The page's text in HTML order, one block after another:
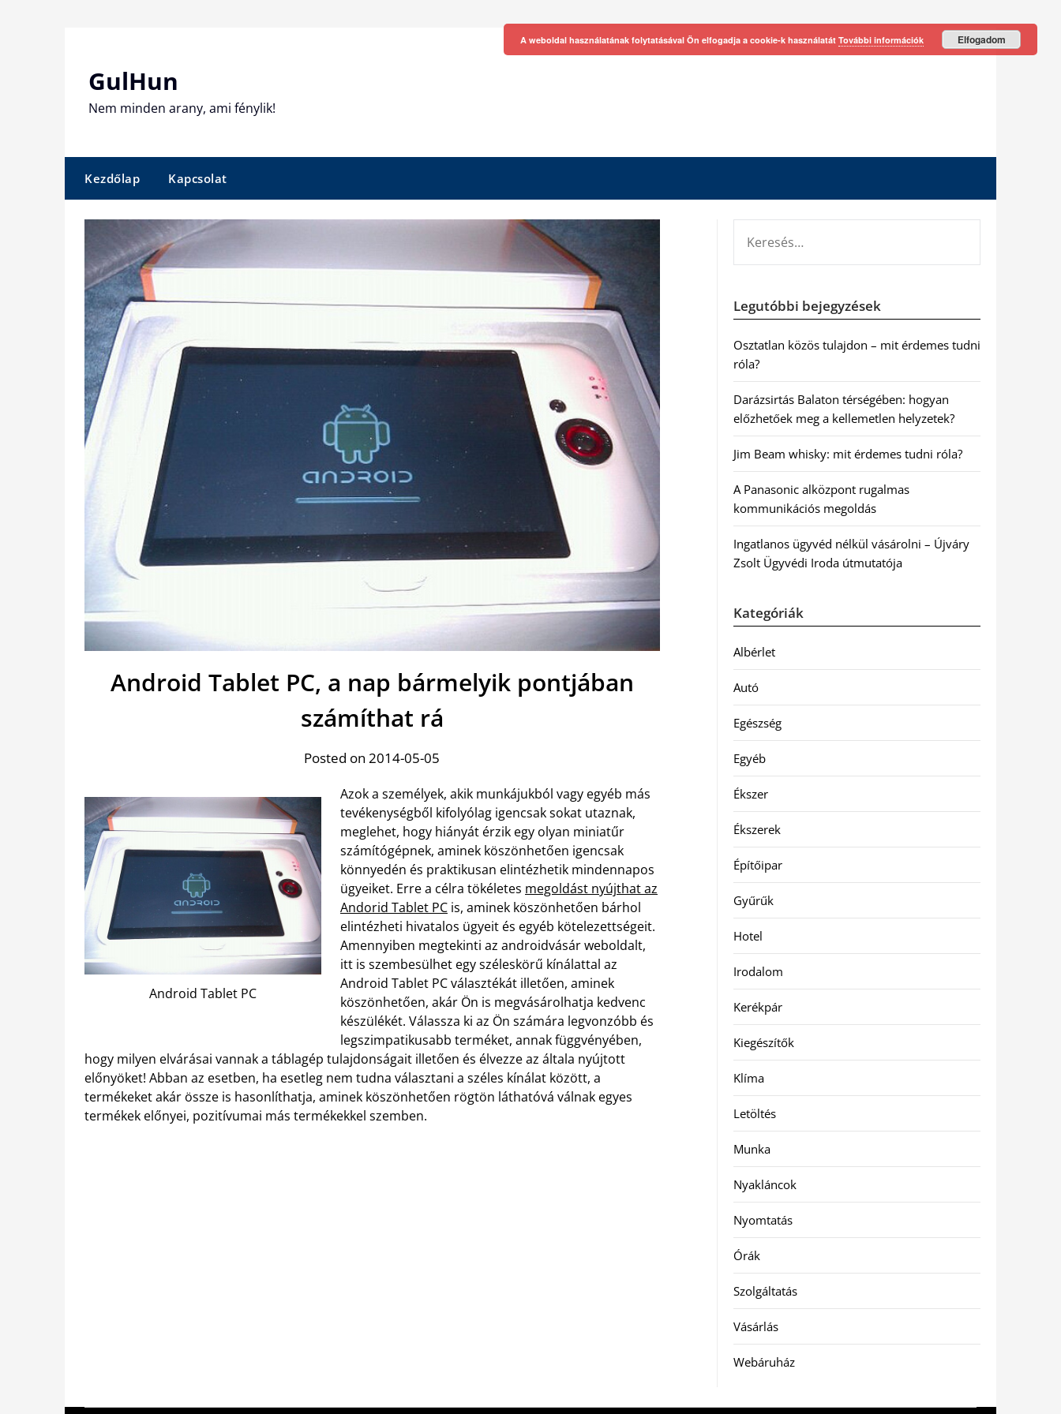
GulHun
Nem minden arany, ami fénylik!
Kezdőlap Kapcsolat
Android Tablet PC, a nap bármelyik pontjában
számíthat rá
Posted on 2014-05-05
Android Tablet PC
Azok a személyek, akik munkájukból vagy egyéb más
tevékenységből kifolyólag igencsak sokat utaznak,
meglehet, hogy hiányát érzik egy olyan miniatűr
számítógépnek, aminek köszönhetően igencsak
könnyedén és praktikusan elintézhetik mindennapos
ügyeiket. Erre a célra tökéletes megoldást nyújthat az
Andorid Tablet PC is, aminek köszönhetően bárhol
elintézheti hivatalos ügyeit és egyéb kötelezettségeit.
Amennyiben megtekinti az androidvásár weboldalt,
itt is szembesülhet egy széleskörű kínálattal az
Android Tablet PC választékát illetően, aminek
köszönhetően, akár Ön is megvásárolhatja kedvenc
készülékét. Válassza ki az Ön számára legvonzóbb és
legszimpatikusabb terméket, annak függvényében,
hogy milyen elvárásai vannak a táblagép tulajdonságait illetően és élvezze az általa nyújtott
előnyöket! Abban az esetben, ha esetleg nem tudna választani a széles kínálat között, a
termékeket akár össze is hasonlíthatja, aminek köszönhetően rögtön láthatóvá válnak egyes
termékek előnyei, pozitívumai más termékekkel szemben.
Legutóbbi bejegyzések
Osztatlan közös tulajdon – mit érdemes tudni
róla?
Darázsirtás Balaton térségében: hogyan
előzhetőek meg a kellemetlen helyzetek?
Jim Beam whisky: mit érdemes tudni róla?
A Panasonic alközpont rugalmas
kommunikációs megoldás
Ingatlanos ügyvéd nélkül vásárolni – Újváry
Zsolt Ügyvédi Iroda útmutatója
Kategóriák
Albérlet
Autó
Egészség
Egyéb
Ékszer
Ékszerek
Építőipar
Gyűrűk
Hotel
Irodalom
Kerékpár
Kiegészítők
Klíma
Letöltés
Munka
Nyakláncok
Nyomtatás
Órák
Szolgáltatás
Vásárlás
Webáruház
A weboldal használatának folytatásával Ön elfogadja a cookie-k használatát További információk Elfogadom